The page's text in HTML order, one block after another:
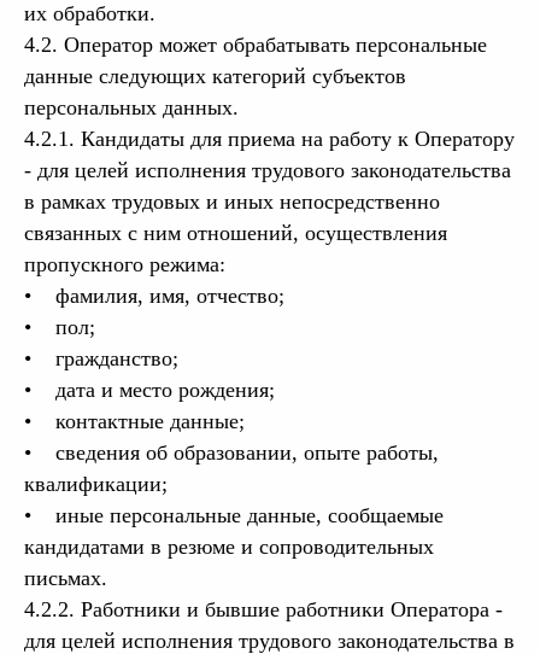
их обработки.
4.2. Оператор может обрабатывать персональные
данные следующих категорий субъектов
персональных данных.
4.2.1. Кандидаты для приема на работу к Оператору
- для целей исполнения трудового законодательства
в рамках трудовых и иных непосредственно
связанных с ним отношений, осуществления
пропускного режима:
• фамилия, имя, отчество;
• пол;
• гражданство;
• дата и место рождения;
• контактные данные;
• сведения об образовании, опыте работы,
квалификации;
• иные персональные данные, сообщаемые
кандидатами в резюме и сопроводительных
письмах.
4.2.2. Работники и бывшие работники Оператора -
для целей исполнения трудового законодательства в